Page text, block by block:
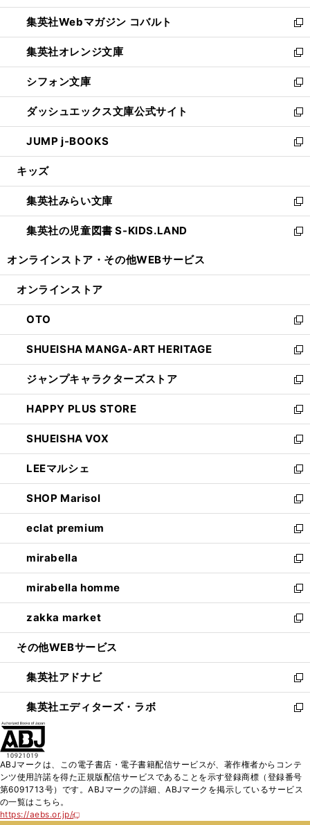
開
く
ウ
で
開
く
ン
ド
ウ
で
開
く
ウ
ィ
ン
ド
ウ
で
開
く
集英社Webマガジン コバルト
新
し
い
ウ
ィ
ン
ド
ウ
で
開
集英社オレンジ文庫
新
し
い
ウ
ィ
ン
ド
ウ
開
く
シフォン文庫
新
し
い
ウ
ィ
ン
ウ
で
開
く
ダッシュエックス文庫公式サイト
新
し
い
ウ
ン
ド
ウ
で
JUMP j-BOOKS
新
し
ウ
ィ
ン
ド
開
キッズ
集英社みらい文庫
新
し
い
ン
ウ
で
開
く
集英社の児童図書 S-KIDS.LAND
新
ウ
ン
ド
ウ
で
開
く
オンラインストア・ その他WEBサービス
オンラインストア
OTO
新
し
い
ウ
ィ
ン
ド
ウ
で
開
く
SHUEISHA MANGA-ART HERITAGE
新
し
い
ウ
ィ
ン
ド
ウ
で
開
く
ジャンプキャラクターズストア
新
し
い
ウ
ィ
ン
ド
ウ
で
開
く
HAPPY PLUS STORE
新
し
い
ウ
ィ
ン
ド
ウ
で
開
く
SHUEISHA VOX
新
し
い
ウ
ィ
ン
ド
ウ
で
開
く
LEEマルシェ
新
し
い
ウ
ィ
ン
ド
ウ
で
開
く
SHOP Marisol
新
し
い
ウ
ィ
ン
ド
ウ
で
開
eclat premium
新
し
い
ウ
ィ
ン
ド
ウ
開
く
mirabella
新
し
い
ウ
ィ
ン
ウ
で
開
く
mirabella homme
新
し
い
ウ
ン
ド
ウ
で
zakka market
新
し
ウ
ィ
ン
ド
く
その他WEBサービス
集英社アドナビ
新
し
い
ド
ウ
で
集英社エディターズ・ラボ
新
ィ
ン
ABJマークは、この電子書店・電子書籍配信サービスが、著作権者からコンテ
ンツ使用許諾を得た正規版配信サービスであることを示す登録商標（登録番号
第6091713号）です。ABJマークの詳細、ABJマークを掲示しているサービス
の一覧はこちら。
https://aebs.or.jp/
新